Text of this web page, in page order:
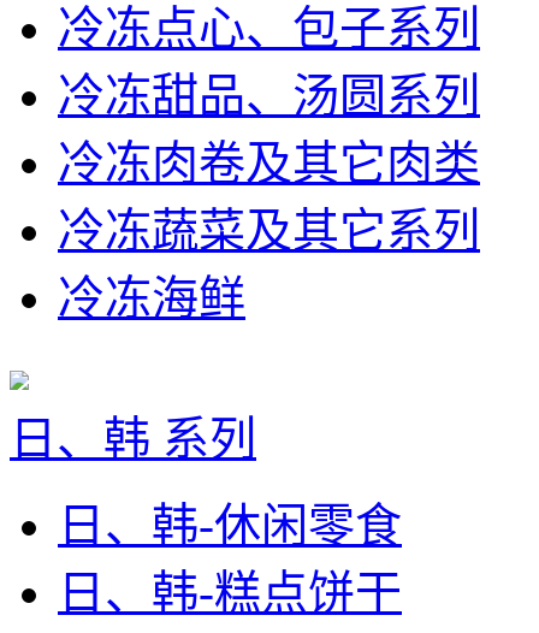
冷冻点心、包子系列
冷冻甜品、汤圆系列
冷冻肉卷及其它肉类
冷冻蔬菜及其它系列
冷冻海鲜
日、韩 系列
日、韩-休闲零食
日、韩-糕点饼干